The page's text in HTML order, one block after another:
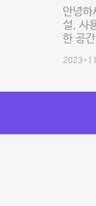
안녕하
설, 사
한 공
2023-